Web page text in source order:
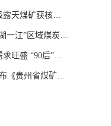
煤矿获核准批复
”区域煤炭量增长
“90后”矿工坚
省煤矿企业准入标